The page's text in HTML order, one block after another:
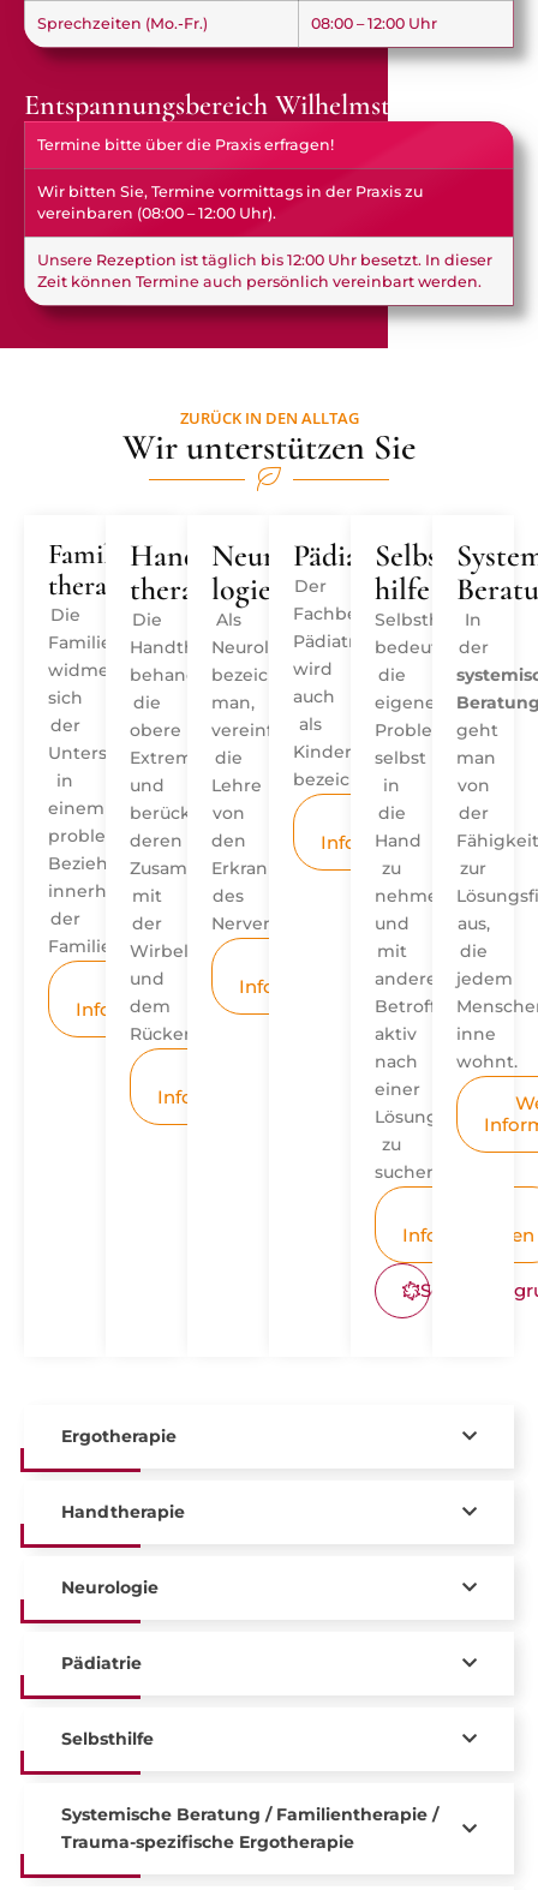
Sprechzeiten (Mo.-Fr.) 08:00 – 12:00 Uhr
Entspannungsbereich Wilhelmstraße
Termine bitte über die Praxis erfragen!
Wir bitten Sie, Termine vormittags in der Praxis zu
vereinbaren (08:00 – 12:00 Uhr).
Unsere Rezeption ist täglich bis 12:00 Uhr besetzt. In dieser
Zeit können Termine auch persönlich vereinbart werden.
ZURÜCK IN DEN ALLTAG
Wir unterstützen Sie
Familien­
therapie
Die
Familientherapie
widmet
sich
der
Unterstützung
in
einem
problematischen
Beziehungsgefüge
innerhalb
der
Familie.
Weitere
Informationen
Hand­
therapie
Die
Handtherapie
behandelt
die
obere
Extremität
und
berücksichtigt
deren
Zusammenhang
mit
der
Wirbelsäule
und
dem
Rücken.
Informationen
Neuro­
logie
Als
Neurologie
bezeichnet
man,
vereinfacht,
die
Lehre
von
den
Erkrankungen
des
Nervensystems.
Informationen
Pädiatrie
Der
Fachbereich
Pädiatrie
wird
auch
als
Kinderheilkunde
bezeichnet.
Weitere
Informationen
Selbst­
hilfe
Selbsthilfe
bedeutet,
die
eigenen
Probleme
selbst
in
die
Hand
zu
nehmen
und
mit
anderen
Betroffenen
aktiv
nach
einer
Lösung
zu
suchen.
Informationen
In
der
geht
man
von
der
Fähigkeit
zur
aus,
die
jedem
inne
wohnt.
Ergotherapie
Handtherapie
Neurologie
Pädiatrie
Selbsthilfe
Systemische Beratung / Familientherapie /
Trauma-spezifische Ergotherapie